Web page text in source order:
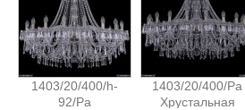
1403/20/400/h-
92/Pa
1403/20/400/Pa
Хрустальная